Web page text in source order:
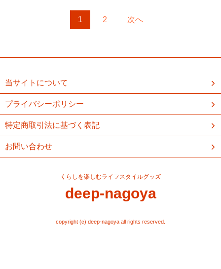
1 2 次へ
当サイトについて
プライバシーポリシー
特定商取引法に基づく表記
お問い合わせ
くらしを楽しむライフスタイルグッズ
deep-nagoya
copyright (c) deep-nagoya all rights reserved.